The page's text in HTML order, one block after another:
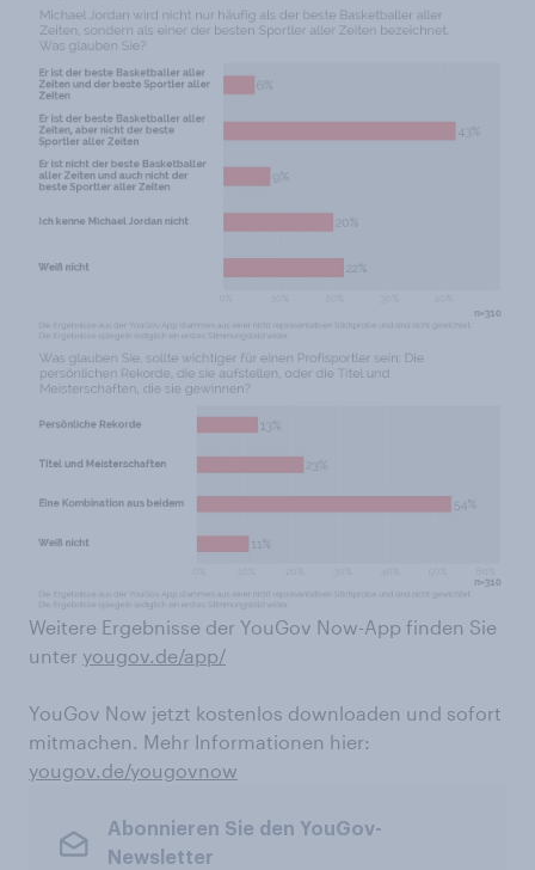
Weitere Ergebnisse der YouGov Now-App finden Sie
unter yougov.de/app/
YouGov Now jetzt kostenlos downloaden und sofort
mitmachen. Mehr Informationen hier:
yougov.de/yougovnow
Abonnieren Sie den YouGov-
Newsletter